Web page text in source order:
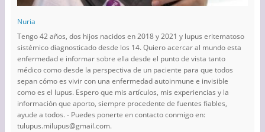
Nuria
Tengo 42 años, dos hijos nacidos en 2018 y 2021 y lupus eritematoso
sistémico diagnosticado desde los 14. Quiero acercar al mundo esta
enfermedad e informar sobre ella desde el punto de vista tanto
médico como desde la perspectiva de un paciente para que todos
sepan cómo es vivir con una enfermedad autoinmune e invisible
como es el lupus. Espero que mis artículos, mis experiencias y la
información que aporto, siempre procedente de fuentes fiables,
ayude a todos. - Puedes ponerte en contacto conmigo en:
tulupus.milupus@gmail.com.